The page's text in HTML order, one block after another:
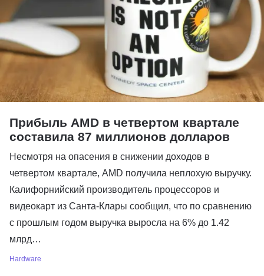
Прибыль AMD в четвертом квартале
составила 87 миллионов долларов
Несмотря на опасения в снижении доходов в
четвертом квартале, AMD получила неплохую выручку.
Калифорнийский производитель процессоров и
видеокарт из Санта-Клары сообщил, что по сравнению
с прошлым годом выручка выросла на 6% до 1.42
млрд…
Hardware